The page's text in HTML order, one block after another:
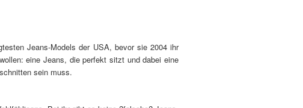
Jeans-Models der USA, bevor sie 2004 ihr
eine Jeans, die perfekt sitzt und dabei eine
sein muss.